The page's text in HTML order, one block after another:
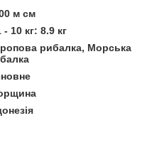
м см
- 10 кг: 8.9 кг
рибалка, Морська